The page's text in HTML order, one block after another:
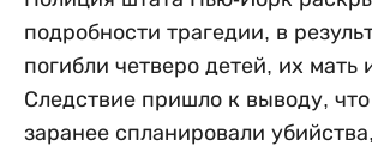
подробности трагедии, в
погибли четверо детей, их мать
Следствие пришло к выводу,
заранее спланировали